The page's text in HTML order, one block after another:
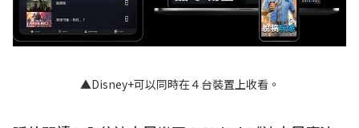
▲Disney+可以同時在４台裝置上收看。